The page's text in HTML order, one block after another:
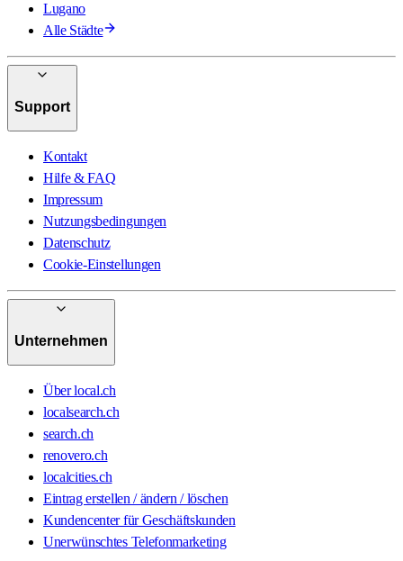
Lugano
Alle Städte
Support
Kontakt
Hilfe & FAQ
Impressum
Nutzungsbedingungen
Datenschutz
Cookie-Einstellungen
Unternehmen
Über local.ch
localsearch.ch
search.ch
renovero.ch
localcities.ch
Eintrag erstellen / ändern / löschen
Kundencenter für Geschäftskunden
Unerwünschtes Telefonmarketing